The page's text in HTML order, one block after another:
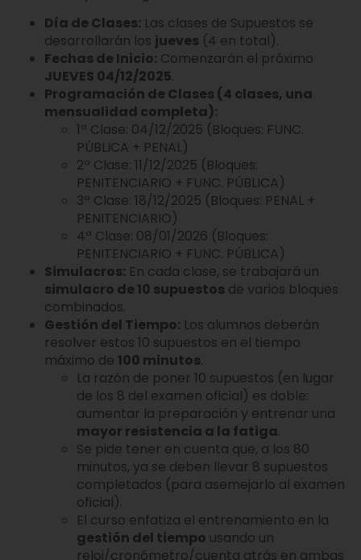
Día de Clases: Las clases de Supuestos se
desarrollarán los jueves (4 en total).
Fechas de Inicio: Comenzarán el próximo
JUEVES 04/12/2025.
Programación de Clases (4 clases, una
mensualidad completa):
1ª Clase: 04/12/2025 (Bloques: FUNC.
PÚBLICA + PENAL)
2ª Clase: 11/12/2025 (Bloques:
PENITENCIARIO + FUNC. PÚBLICA)
3ª Clase: 18/12/2025 (Bloques: PENAL +
PENITENCIARIO)
4ª Clase: 08/01/2026 (Bloques:
PENITENCIARIO + FUNC. PÚBLICA)
Simulacros: En cada clase, se trabajará un
simulacro de 10 supuestos de varios bloques
combinados.
Gestión del Tiempo: Los alumnos deberán
resolver estos 10 supuestos en el tiempo
máximo de 100 minutos.
La razón de poner 10 supuestos (en lugar
de los 8 del examen oficial) es doble:
aumentar la preparación y entrenar una
mayor resistencia a la fatiga.
Se pide tener en cuenta que, a los 80
minutos, ya se deben llevar 8 supuestos
completados (para asemejarlo al examen
oficial).
El curso enfatiza el entrenamiento en la
gestión del tiempo usando un
reloj/cronómetro/cuenta atrás en ambas